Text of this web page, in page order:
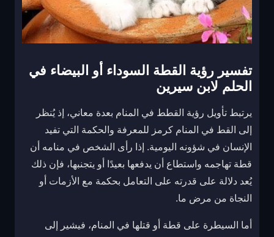
تفسير رؤية القطة السوداء أو البيضاء في
الحلم لابن سيرين
يرتبط تأويل رؤية القطط في المنام بعدة معاني، إذ يُنظر
إلى القط في المنام كرمز للمعرفة والحكمة التي تفيد
الإنسان في شؤونه اليومية. إذا رأى الشخص في منامه أن
قطة تهاجمه واستطاع أن يدفعها بعيدًا أو يتجنبها، فإن ذلك
يُعد دلالة على قدرته على التعامل بحكمة مع الأزمات أو
النجاة من مرض ما.
أما السيطرة على قطة أو قتلها في المنام، فيشير إلى